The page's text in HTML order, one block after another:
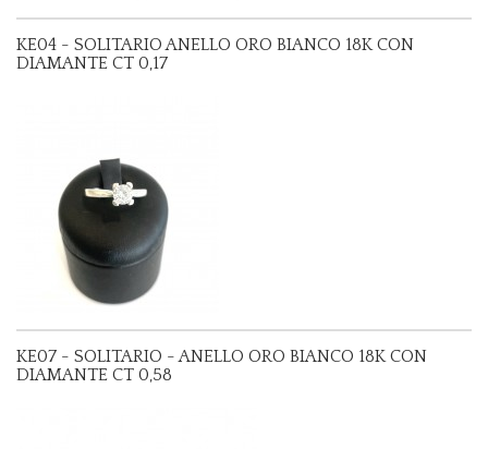
KE04 - SOLITARIO ANELLO ORO BIANCO 18K CON
DIAMANTE CT 0,17
KE07 - SOLITARIO - ANELLO ORO BIANCO 18K CON
DIAMANTE CT 0,58